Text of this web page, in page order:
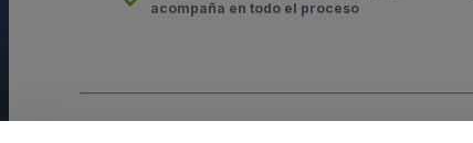
acompaña en todo el proceso